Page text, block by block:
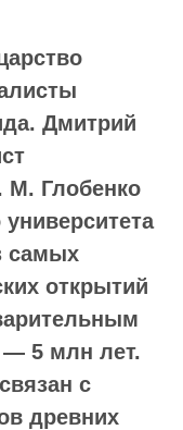
Дмитрий
М. Глобенко
самых
открытий
5 млн лет.
с
древних